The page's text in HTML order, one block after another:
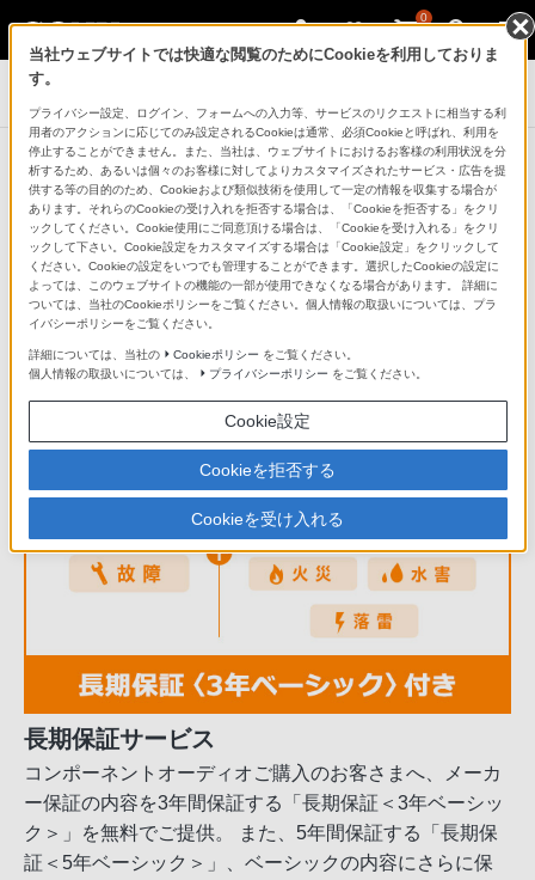
0
コンポーネントオーディオ
ソニーストア お買い物情報
ソニーストアで販売しているコンポーネン
トオーディオはこちらからご覧ください
コンポーネントオーディオ 商品一覧を見る
長期保証サービス
コンポーネントオーディオご購入のお客さまへ、メーカ
ー保証の内容を3年間保証する「長期保証＜3年ベーシッ
ク＞」を無料でご提供。 また、5年間保証する「長期保
証＜5年ベーシック＞」、ベーシックの内容にさらに保
当社ウェブサイトでは快適な閲覧のためにCookieを利用しておりま
す。
プライバシー設定、ログイン、フォームへの入力等、サービスのリクエストに相当する利
用者のアクションに応じてのみ設定されるCookieは通常、必須Cookieと呼ばれ、利用を
停止することができません。また、当社は、ウェブサイトにおけるお客様の利用状況を分
析するため、あるいは個々のお客様に対してよりカスタマイズされたサービス・広告を提
供する等の目的のため、Cookieおよび類似技術を使用して一定の情報を収集する場合が
あります。それらのCookieの受け入れを拒否する場合は、「Cookieを拒否する」をクリ
ックしてください。Cookie使用にご同意頂ける場合は、「Cookieを受け入れる」をクリ
ックして下さい。Cookie設定をカスタマイズする場合は「Cookie設定」をクリックして
ください。Cookieの設定をいつでも管理することができます。選択したCookieの設定に
よっては、このウェブサイトの機能の一部が使用できなくなる場合があります。 詳細に
ついては、当社のCookieポリシーをご覧ください。個人情報の取扱いについては、プラ
イバシーポリシーをご覧ください。
詳細については、当社の Cookieポリシー をご覧ください。
個人情報の取扱いについては、
プライバシーポリシー をご覧ください。
Cookie設定
Cookieを拒否する
Cookieを受け入れる